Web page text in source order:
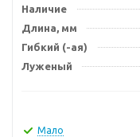
Наличие
Длина, мм
Гибкий (-ая)
Луженый
Мало